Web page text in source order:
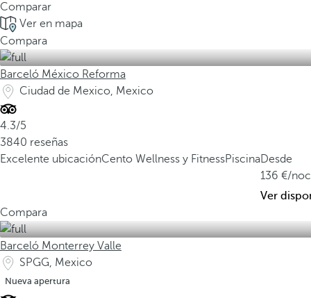
Comparar
Ver en mapa
Compara
Barceló México Reforma
Ciudad de Mexico, Mexico
4.3/5
3840 reseñas
Excelente ubicaciónCento Wellness y FitnessPiscinaDesde
136
/
Ver
Compara
Barceló Monterrey Valle
SPGG, Mexico
Nueva apertura